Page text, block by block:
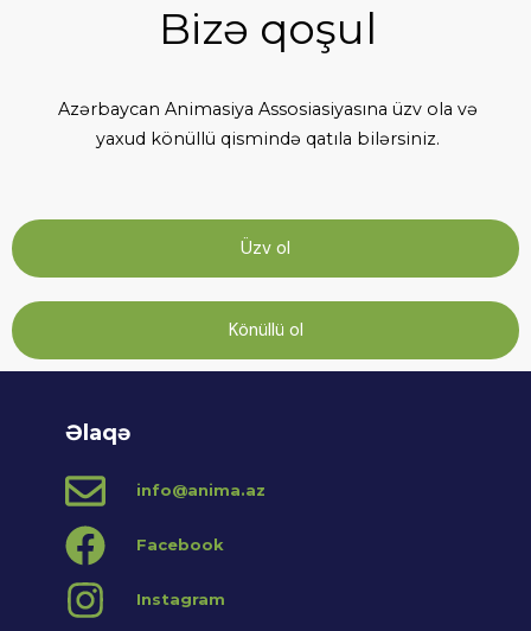
Bizə qoşul
Azərbaycan Animasiya Assosiasiyasına üzv ola və
yaxud könüllü qismində qatıla bilərsiniz.
Üzv ol
Könüllü ol
Əlaqə
info@anima.az
Facebook
Instagram